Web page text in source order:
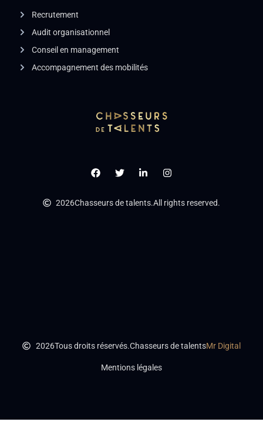
2026Chasseurs de talents.All rights reserved.
Recrutement
Audit organisationnel
Conseil en management
Accompagnement des mobilités
2026Tous droits réservés.Chasseurs de talentsMr Digital
Mentions légales